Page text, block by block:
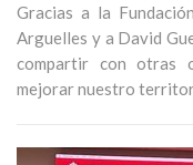
Gracias a la
Arguelles y a David
compartir con otras
mejorar nuestro